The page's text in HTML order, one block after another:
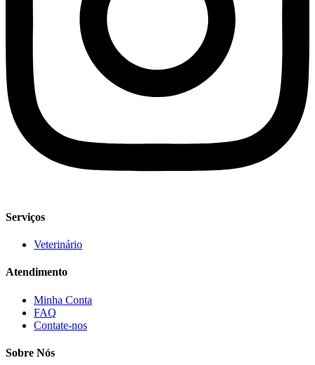
Serviços
Veterinário
Atendimento
Minha Conta
FAQ
Contate-nos
Sobre Nós